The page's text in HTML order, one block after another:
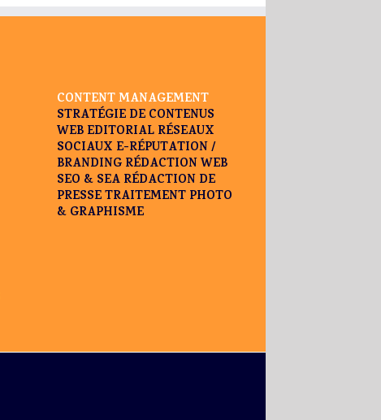
CONTENT MANAGEMENT
STRATÉGIE DE CONTENUS
WEB EDITORIAL RÉSEAUX
SOCIAUX E-RÉPUTATION /
BRANDING RÉDACTION WEB
SEO & SEA RÉDACTION DE
PRESSETRAITEMENT PHOTO
& GRAPHISME